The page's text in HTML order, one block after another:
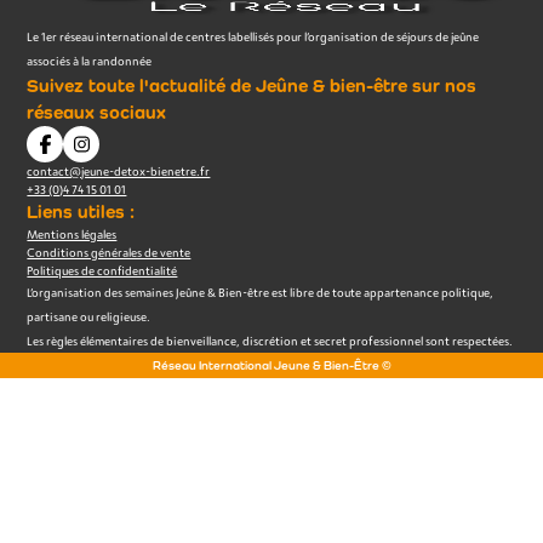
Le 1er réseau international de centres labellisés pour l’organisation de séjours de jeûne
associés à la randonnée
Suivez toute l'actualité de Jeûne & bien-être sur nos
réseaux sociaux
contact@jeune-detox-bienetre.fr
+33 (0)4 74 15 01 01
Liens utiles :
Mentions légales
Conditions générales de vente
Politiques de confidentialité
L’organisation des semaines Jeûne & Bien-être est libre de toute appartenance politique,
partisane ou religieuse.
Les règles élémentaires de bienveillance, discrétion et secret professionnel sont respectées.
Réseau International Jeune & Bien-Être ©